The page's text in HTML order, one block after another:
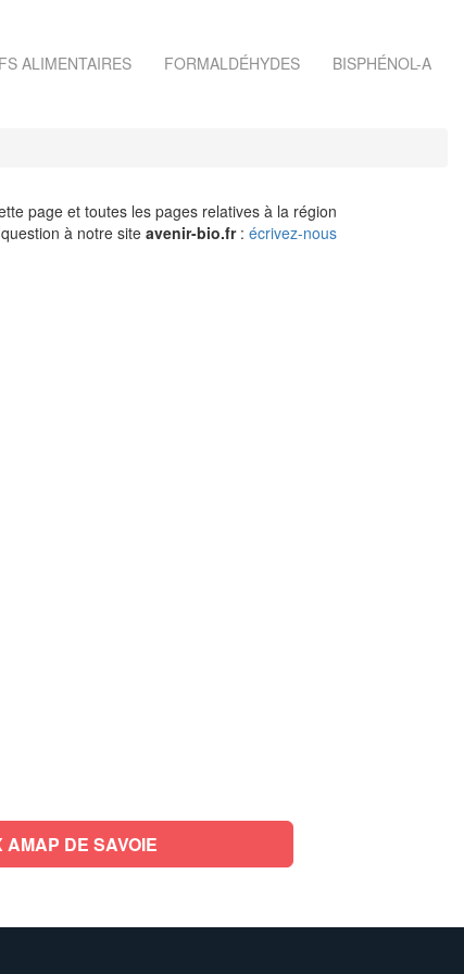
ALIMENTAIRES FORMALDÉHYDES BISPHÉNOL-A
page et toutes les pages relatives à la région
à notre siteavenir-bio.fr: écrivez-nous
AMAP DE SAVOIE